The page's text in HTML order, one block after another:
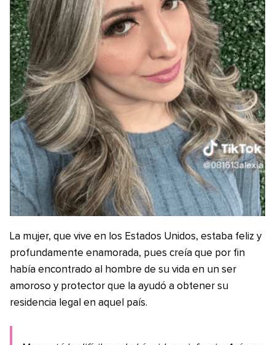
La mujer, que vive en los Estados Unidos, estaba feliz y
profundamente enamorada, pues creía que por fin
había encontrado al hombre de su vida en un ser
amoroso y protector que la ayudó a obtener su
residencia legal en aquel país.